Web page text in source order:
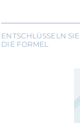
ENTSCHLÜSSELN SIE
DIE FORMEL